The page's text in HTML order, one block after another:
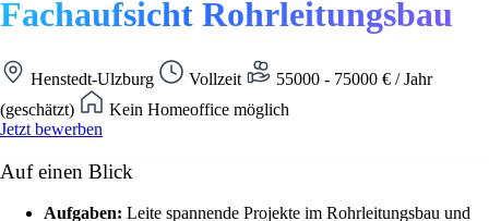
Fachaufsicht Rohrleitungsbau
Henstedt-Ulzburg Vollzeit
55000 - 75000 € / Jahr
(geschätzt)
Kein Homeoffice möglich
Jetzt bewerben
Auf einen Blick
Aufgaben: Leite spannende Projekte im Rohrleitungsbau und